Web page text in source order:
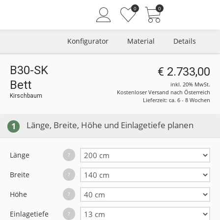
Passwort vergessen?
0 0
Konfigurator Material Details
B30-SK
Bett
Kirschbaum
€ 2.733,00
inkl. 20% MwSt.
Kostenloser Versand nach Österreich
Lieferzeit: ca. 6 - 8 Wochen
1 Länge, Breite, Höhe und Einlagetiefe planen
Länge ?
Breite ?
Höhe ?
Einlagetiefe ?